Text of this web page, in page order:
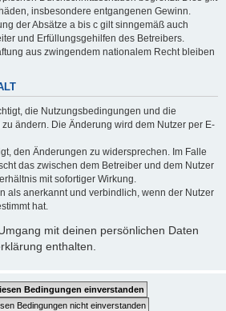
insbesondere entgangenen Gewinn.
der Absätze a bis c gilt sinngemäß auch
und Erfüllungsgehilfen des Betreibers.
aus zwingendem nationalem Recht bleiben
die Nutzungsbedingungen und die
ändern. Die Änderung wird dem Nutzer per E-
den Änderungen zu widersprechen. Im Falle
das zwischen dem Betreiber und dem Nutzer
mit sofortiger Wirkung.
als anerkannt und verbindlich, wenn der Nutzer
hat.
mit deinen persönlichen Daten
enthalten.